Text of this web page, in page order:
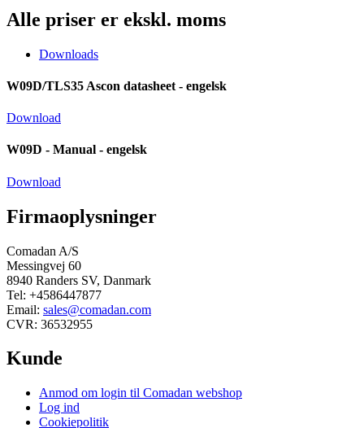
Alle priser er ekskl. moms
Downloads
W09D/TLS35 Ascon datasheet - engelsk
Download
W09D - Manual - engelsk
Download
Firmaoplysninger
Comadan A/S
Messingvej 60
8940 Randers SV, Danmark
Tel: +4586447877
Email: sales@comadan.com
CVR: 36532955
Kunde
Main
Menu
Anmod om login til Comadan webshop
Log ind
Cookiepolitik